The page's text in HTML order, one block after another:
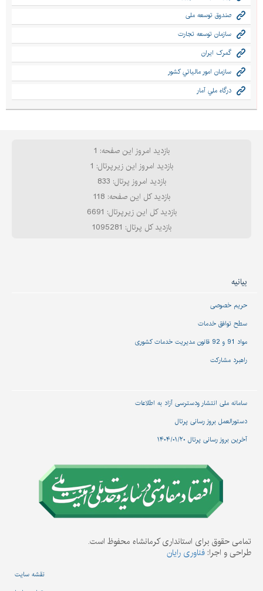
صندوق توسعه ملی
سازمان توسعه تجارت
گمرک ایران
سازمان امور مالياتي كشور
درگاه ملي آمار
بازدید امروز این صفحه: 1
بازدید امروز این زیرپرتال: 1
بازدید امروز پرتال: 833
بازدید کل این صفحه: 118
بازدید کل این زیرپرتال: 6691
بازدید کل پرتال: 1095281
بیانیه
حریم خصوصی
سطح توافق خدمات
مواد 91 و 92 قانون مدیریت خدمات کشوری
راهبرد مشارکت
سامانه ملی انتشار و‌دسترسی آزاد به اطلاعات
دستورالعمل بروز رسانی پرتال
آخرین بروز رسانی پرتال ۱۴۰۴/۰۱/۲۰
تمامی حقوق برای استانداری کرمانشاه محفوظ است.
طراحی و اجرا: فناوری رایان
نقشه سایت